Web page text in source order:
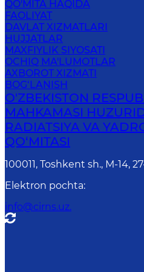
QO'MITA HAQIDA
FAOLIYAT
DAVLAT XIZMATLARI
HUJJATLAR
MAXFIYLIK SIYOSATI
OCHIQ MA'LUMOTLAR
AXBOROT XIZMATI
BOG‘LANISH
O'ZBEKISTON
MAHKAMASI
RADIATSIYA VA
QO‘MITASI
100011, Toshkent sh., М-14,
Elektron pochta:
info@cirns.uz.